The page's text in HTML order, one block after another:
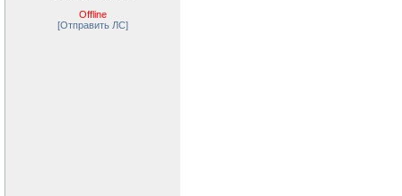
Offline
[Отправить ЛС]